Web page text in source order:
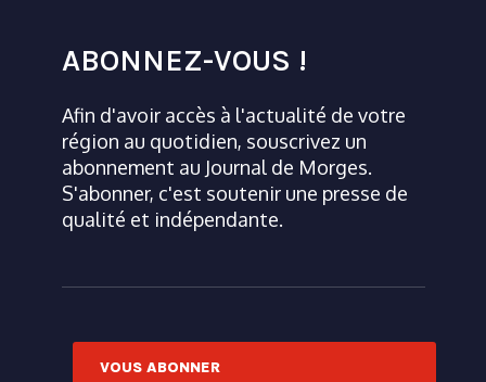
ABONNEZ-VOUS !
Afin d'avoir accès à l'actualité de votre
région au quotidien, souscrivez un
abonnement au Journal de Morges.
S'abonner, c'est soutenir une presse de
qualité et indépendante.
VOUS ABONNER